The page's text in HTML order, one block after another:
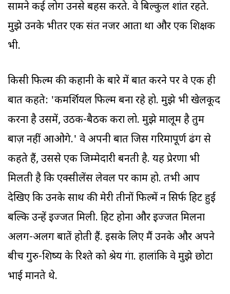
सामने कई लोग उनसे बहस करते. वे बिल्कुल शांत रहते.
मुझे उनके भीतर एक संत नजर आता था और एक शिक्षक
भी.
किसी फिल्म की कहानी के बारे में बात करने पर वे एक ही
बात कहते: 'कमर्शियल फिल्म बना रहे हो. मुझे भी खेलकूद
करना है उसमें, उठक-बैठक करा लो. मुझे मालूम है तुम
बाज़ नहीं आओगे.' वे अपनी बात जिस गरिमापूर्ण ढंग से
कहते हैं, उससे एक जिम्मेदारी बनती है. यह प्रेरणा भी
मिलती है कि एक्सीलेंस लेवल पर काम हो. तभी आप
देखिए कि उनके साथ की मेरी तीनों फिल्में न सिर्फ हिट हुईं
बल्कि उन्हें इज्जत मिली. हिट होना और इज्जत मिलना
अलग-अलग बातें होती हैं. इसके लिए मैं उनके और अपने
बीच गुरु-शिष्य के रिश्ते को श्रेय दूंगा. हालांकि वे मुझे छोटा
भाई मानते थे.